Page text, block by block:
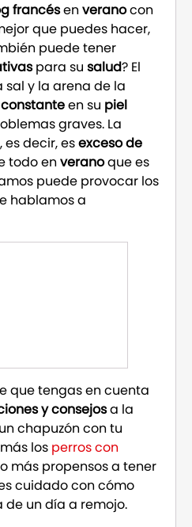
francésenveranocon
que puedes hacer,
puede tener
para su salud? El
sal y la arena de la
en su piel
graves. La
decir, esexceso de
todo enveranoque es
puede provocar los
hablamos a
que tengas en cuenta
y consejosa la
chapuzón con tu
los perros con
más propensos a tener
cuidado con cómo
de un día a remojo.